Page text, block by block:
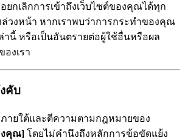
ยกเลิกการเข้าถึงเว็บไซต์ของคุณได้ทุก
ล่วงหน้า หากเราพบว่าการกระทำของคุณ
านี้ หรือเป็นอันตรายต่อผู้ใช้อื่นหรือผล
งเรา
คับ
ายใต้และตีความตามกฎหมายของ
งคุณ] โดยไม่คำนึงถึงหลักการข้อขัดแย้ง